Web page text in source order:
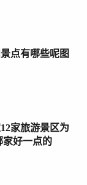
点有哪些呢图
家旅游景区为
家好一点的